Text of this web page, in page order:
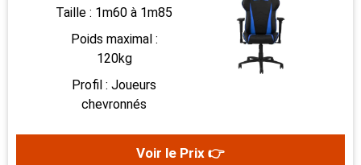
Taille : 1m60 à 1m85
Poids maximal :
120kg
Profil : Joueurs
chevronnés
Voir le Prix 👉